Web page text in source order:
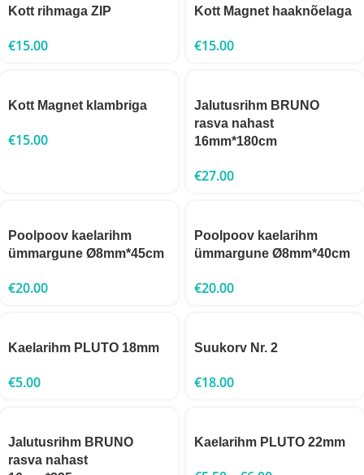
Kott rihmaga ZIP
€15.00
Kott Magnet haaknõelaga
€15.00
Kott Magnet klambriga
€15.00
Jalutusrihm BRUNO
rasva nahast
16mm*180cm
€27.00
Poolpoov kaelarihm
ümmargune Ø8mm*45cm
€20.00
Poolpoov kaelarihm
ümmargune Ø8mm*40cm
€20.00
Kaelarihm PLUTO 18mm
€5.00
Suukorv Nr. 2
€18.00
Jalutusrihm BRUNO
rasva nahast
Kaelarihm PLUTO 22mm